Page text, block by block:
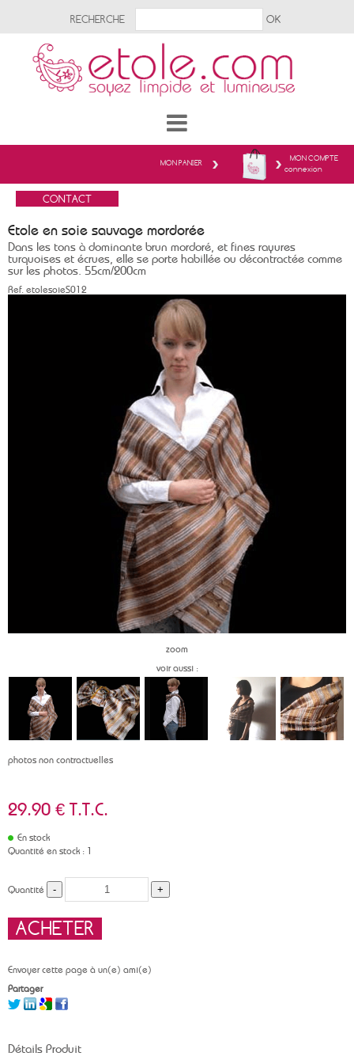
MON COMPTE
connexion
MON PANIER
RECHERCHE
Etole en soie sauvage mordorée
Dans les tons à dominante brun mordoré, et fines rayures
turquoises et écrues, elle se porte habillée ou décontractée comme
sur les photos. 55cm/200cm
Ref. etolesoieS012
zoom
voir aussi :
photos non contractuelles
29.90 € T.T.C.
En stock
Quantité en stock : 1
Quantité
Envoyer cette page à un(e) ami(e)
Partager
Détails Produit